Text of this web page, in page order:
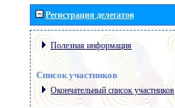
Регистрация делегатов
Полезная информация
Список участников
Окончательный список участников